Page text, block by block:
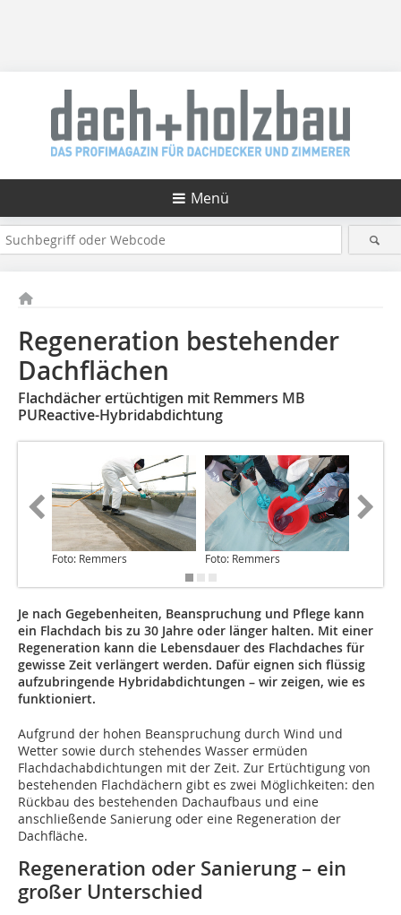
Menü
Regeneration bestehender
Dachflächen
Flachdächer ertüchtigen mit Remmers MB
PUReactive-Hybridabdichtung
Foto: Remmers Foto: Remmers
Je nach Gegebenheiten, Beanspruchung und Pflege kann
ein Flachdach bis zu 30 Jahre oder länger halten. Mit einer
Regeneration kann die Lebensdauer des Flachdaches für
gewisse Zeit verlängert werden. Dafür eignen sich flüssig
aufzubringende Hybridabdichtungen – wir zeigen, wie es
funktioniert.
Aufgrund der hohen Beanspruchung durch Wind und
Wetter sowie durch stehendes Wasser ermüden
Flachdachabdichtungen mit der Zeit. Zur Ertüchtigung von
bestehenden Flachdächern gibt es zwei Möglichkeiten: den
Rückbau des bestehenden Dachaufbaus und eine
anschließende Sanierung oder eine Regeneration der
Dachfläche.
Regeneration oder Sanierung – ein
großer Unterschied